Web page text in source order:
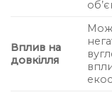
Вплив на
довкілля